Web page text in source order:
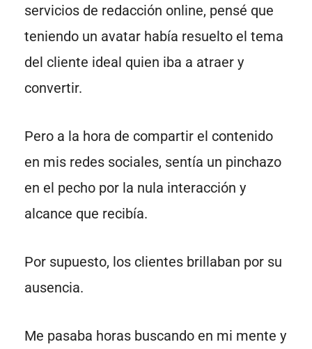
servicios de redacción online, pensé que
teniendo un avatar había resuelto el tema
del cliente ideal quien iba a atraer y
convertir.
Pero a la hora de compartir el contenido
en mis redes sociales, sentía un pinchazo
en el pecho por la nula interacción y
alcance que recibía.
Por supuesto, los clientes brillaban por su
ausencia.
Me pasaba horas buscando en mi mente y